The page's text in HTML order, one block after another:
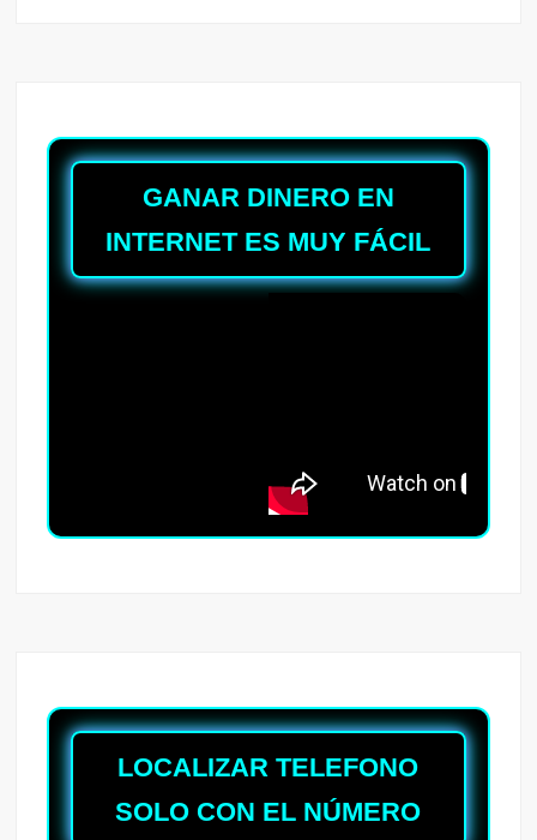
GANAR DINERO EN
INTERNET ES MUY FÁCIL
LOCALIZAR TELEFONO
SOLO CON EL NÚMERO